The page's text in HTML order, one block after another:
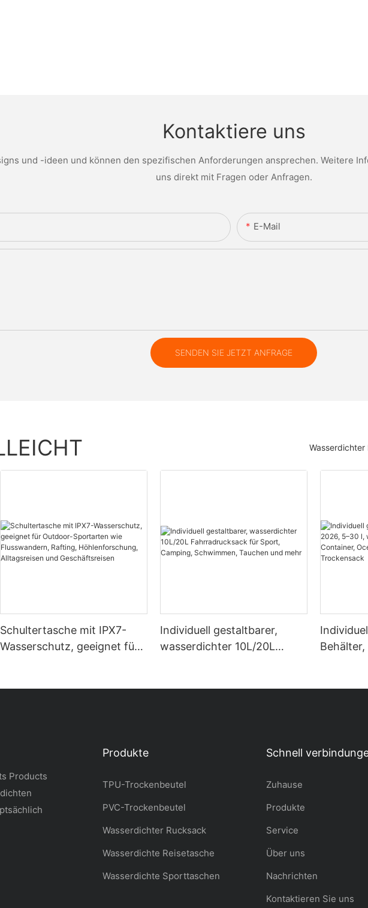
Kontaktiere uns
und -ideen und können den spezifischen Anforderungen ansprechen. Weitere
uns direkt mit Fragen oder Anfragen.
E-Mail
SENDEN SIE JETZT ANFRAGE
Wasserdichter
Schultertasche mit IPX7-
Wasserschutz, geeignet für
Individuell gestaltbarer,
wasserdichter 10L/20L
Products
Produkte
TPU-Trockenbeutel
PVC-Trockenbeutel
Wasserdichter Rucksack
Wasserdichte Reisetasche
Wasserdichte Sporttaschen
Schnell
Zuhause
Produkte
Service
Über uns
Nachrichten
Kontaktieren Sie uns